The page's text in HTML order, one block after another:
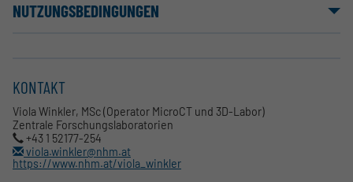
NUTZUNGSBEDINGUNGEN
KONTAKT
Viola Winkler, MSc (Operator MicroCT und 3D-Labor)
Zentrale Forschungslaboratorien
+43 1 52177-254
viola.winkler@nhm.at
https://www.nhm.at/viola_winkler